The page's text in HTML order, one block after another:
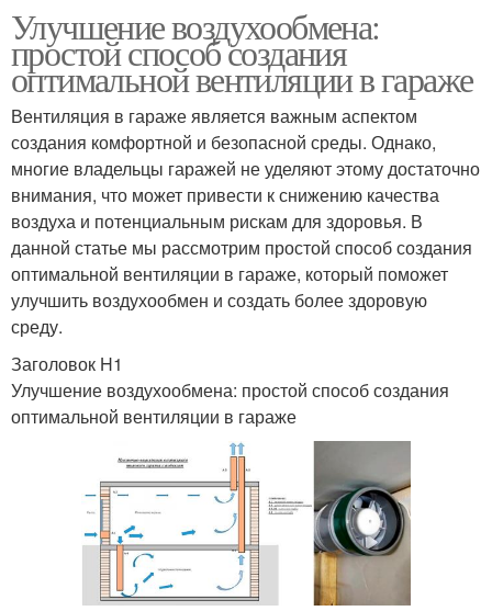
Улучшение воздухообмена:
простой способ создания
оптимальной вентиляции в гараже
Вентиляция в гараже является важным аспектом
создания комфортной и безопасной среды. Однако,
многие владельцы гаражей не уделяют этому достаточно
внимания, что может привести к снижению качества
воздуха и потенциальным рискам для здоровья. В
данной статье мы рассмотрим простой способ создания
оптимальной вентиляции в гараже, который поможет
улучшить воздухообмен и создать более здоровую
среду.
Заголовок H1
Улучшение воздухообмена: простой способ создания
оптимальной вентиляции в гараже